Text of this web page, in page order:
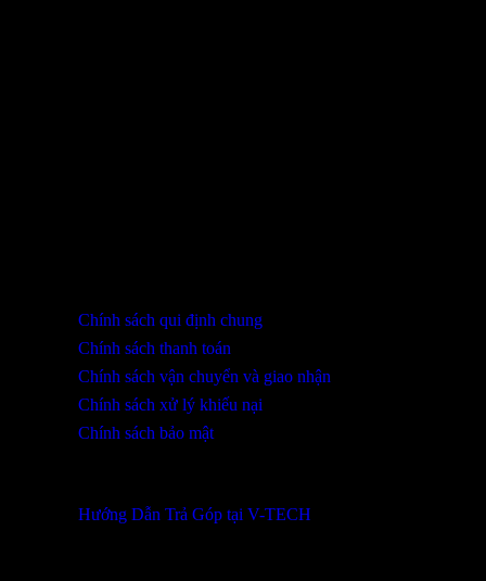
Chính sách qui định chung
Chính sách thanh toán
Chính sách vận chuyển và giao nhận
Chính sách xử lý khiếu nại
Chính sách bảo mật
Hướng Dẫn Trả Góp tại V-TECH